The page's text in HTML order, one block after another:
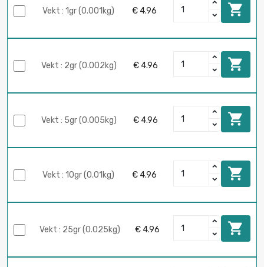
Vekt : 1gr (0.001kg) € 4.96 
Vekt : 2gr (0.002kg) € 4.96 
Vekt : 5gr (0.005kg) € 4.96 
Vekt : 10gr (0.01kg) € 4.96 
Vekt : 25gr (0.025kg) € 4.96 